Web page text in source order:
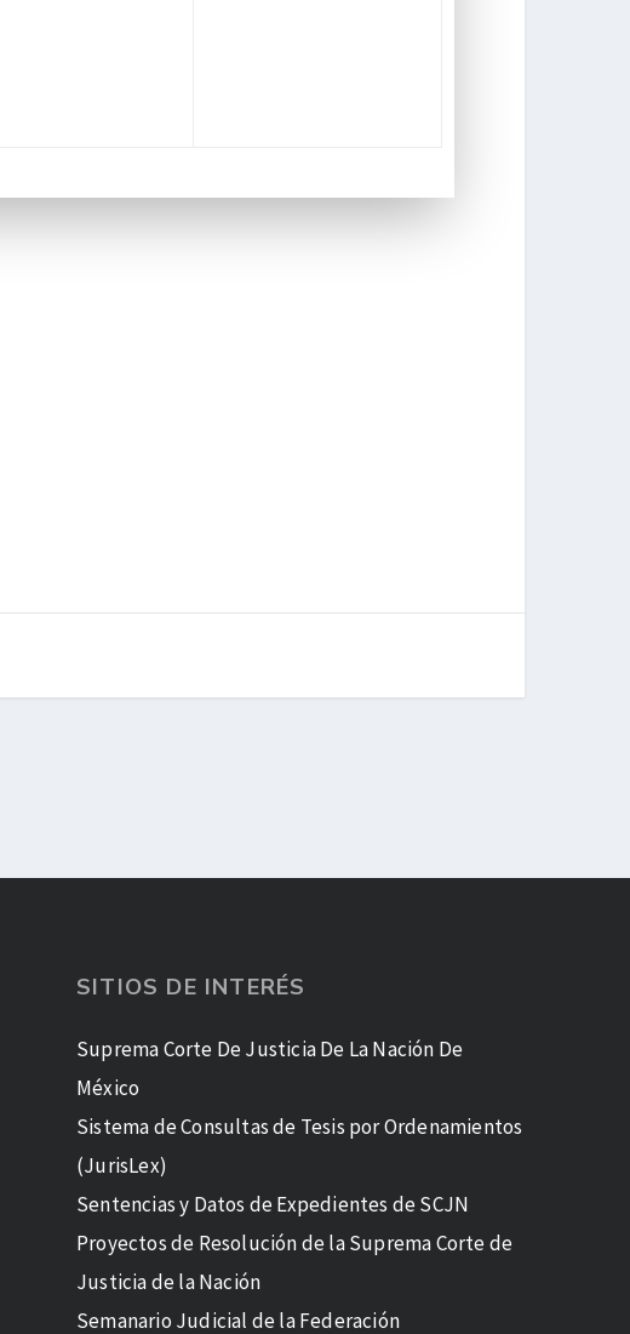
SITIOS DE INTERÉS
Suprema Corte De Justicia De La Nación De
México
Sistema de Consultas de Tesis por Ordenamientos
(JurisLex)
Sentencias y Datos de Expedientes de SCJN
Proyectos de Resolución de la Suprema Corte de
Justicia de la Nación
Semanario Judicial de la Federación